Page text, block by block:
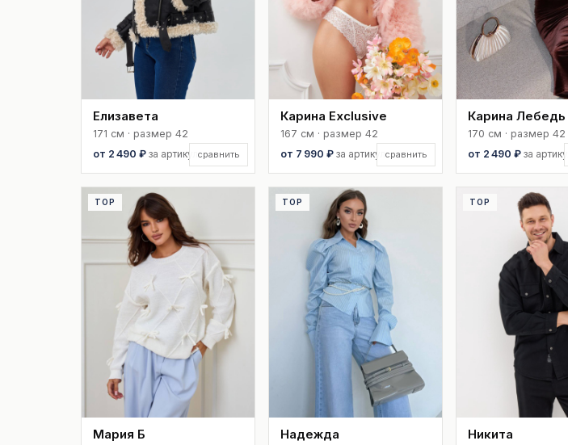
сравнить
Елизавета
171 см · размер 42
от 2 490 ₽ за артикул сравнить
Карина Exclusive
167 см · размер 42
от 7 990 ₽ за артикул
Карина Лебедь
170 см · размер 42
от 2 490 ₽ за артикул
TOP
Мария Б
TOP
Надежда
TOP
Никита